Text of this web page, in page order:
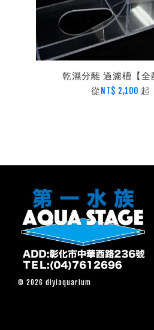
乾濕分離 過濾槽【全
從 NT$ 2,100 起
© 2026 diyiaquarium